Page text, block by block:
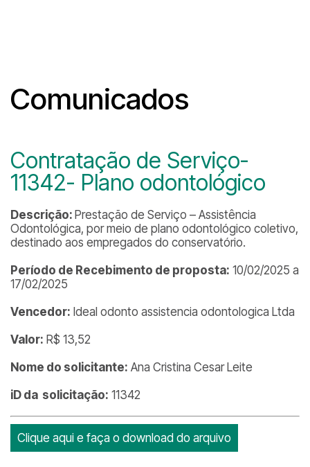
Comunicados
Contratação de Serviço-
11342- Plano odontológico
Descrição: Prestação de Serviço – Assistência
Odontológica, por meio de plano odontológico coletivo,
destinado aos empregados do conservatório.
Período de Recebimento de proposta: 10/02/2025 a
17/02/2025
Vencedor: Ideal odonto assistencia odontologica Ltda
Valor: R$ 13,52
Nome do solicitante: Ana Cristina Cesar Leite
iD da solicitação: 11342
Clique aqui e faça o download do arquivo